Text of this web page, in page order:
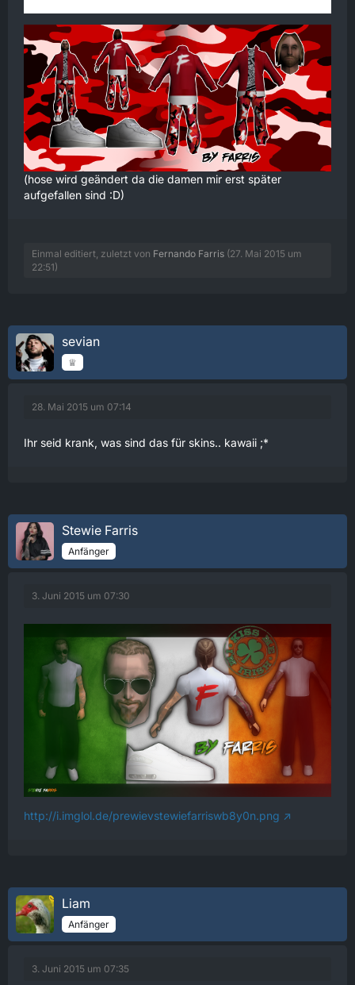
(hose wird geändert da die damen mir erst später
aufgefallen sind :D)
Einmal editiert, zuletzt von Fernando Farris (27. Mai 2015 um
22:51)
sevian
♕
28. Mai 2015 um 07:14
Ihr seid krank, was sind das für skins.. kawaii ;*
Stewie Farris
Anfänger
3. Juni 2015 um 07:30
http://i.imglol.de/prewievstewiefarriswb8y0n.png
Liam
Anfänger
3. Juni 2015 um 07:35